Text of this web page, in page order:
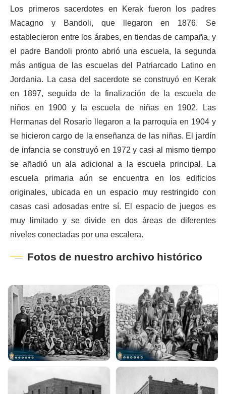
Los primeros sacerdotes en Kerak fueron los padres
Macagno y Bandoli, que llegaron en 1876. Se
establecieron entre los árabes, en tiendas de campaña, y
el padre Bandoli pronto abrió una escuela, la segunda
más antigua de las escuelas del Patriarcado Latino en
Jordania. La casa del sacerdote se construyó en Kerak
en 1897, seguida de la finalización de la escuela de
niños en 1900 y la escuela de niñas en 1902. Las
Hermanas del Rosario llegaron a la parroquia en 1904 y
se hicieron cargo de la enseñanza de las niñas. El jardín
de infancia se construyó en 1972 y casi al mismo tiempo
se añadió un ala adicional a la escuela principal. La
escuela primaria aún se encuentra en los edificios
originales, ubicada en un espacio muy restringido con
casas casi adosadas entre sí. El espacio de juegos es
muy limitado y se divide en dos áreas de diferentes
niveles conectadas por una escalera.
Fotos de nuestro archivo histórico